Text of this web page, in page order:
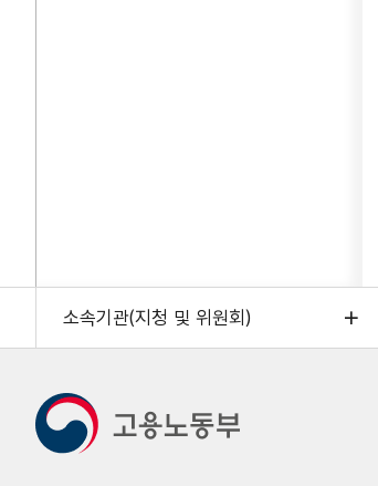
소속기관(지청 및 위원회)